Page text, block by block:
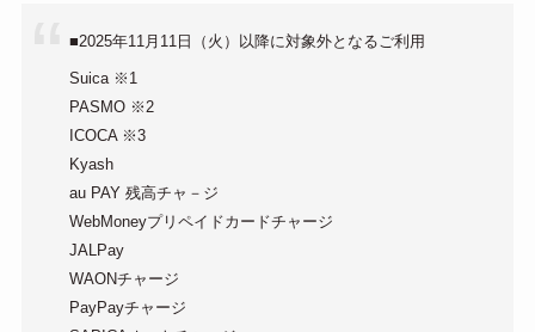
■2025年11月11日（火）以降に対象外となるご利用
Suica ※1
PASMO ※2
ICOCA ※3
Kyash
au PAY 残高チャ－ジ
WebMoneyプリペイドカードチャージ
JALPay
WAONチャージ
PayPayチャージ